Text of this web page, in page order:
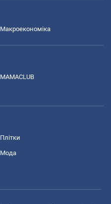
Макроекономіка
MAMACLUB
Плітки
Мода